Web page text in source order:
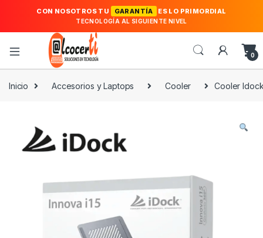
CON NOSOTROS TU GARANTÍA ES LO PRIMORDIAL
TECNOLOGÍA AL SIGUIENTE NIVEL
0
Inicio Accesorios y Laptops Cooler Cooler